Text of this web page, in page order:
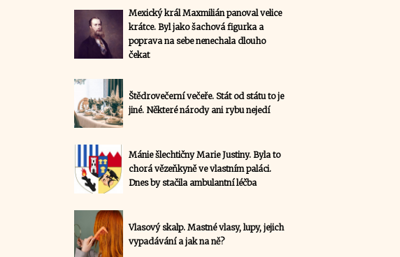
Mexický král Maxmilián panoval velice
krátce. Byl jako šachová figurka a
poprava na sebe nenechala dlouho
čekat
Štědrovečerní večeře. Stát od státu to je
jiné. Některé národy ani rybu nejedí
Mánie šlechtičny Marie Justiny. Byla to
chorá vězeňkyně ve vlastním paláci.
Dnes by stačila ambulantní léčba
Vlasový skalp. Mastné vlasy, lupy, jejich
vypadávání a jak na ně?